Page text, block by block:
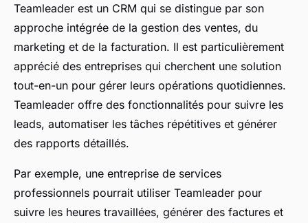
Teamleader est un CRM qui se distingue par son
approche intégrée de la gestion des ventes, du
marketing et de la facturation. Il est particulièrement
apprécié des entreprises qui cherchent une solution
tout-en-un pour gérer leurs opérations quotidiennes.
Teamleader offre des fonctionnalités pour suivre les
leads, automatiser les tâches répétitives et générer
des rapports détaillés.
Par exemple, une entreprise de services
professionnels pourrait utiliser Teamleader pour
suivre les heures travaillées, générer des factures et